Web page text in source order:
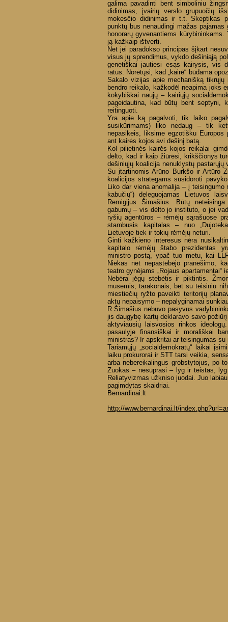
galima pavadinti bent simboliniu
didinimas, įvairių verslo grupuočių
mokesčio didinimas ir t.t. Skeptikas
punktų bus nenaudingi mažas
honorarų gyvenantiems
ją kažkaip ištverti.
Net jei paradokso principas šįkart
visus jų sprendimus, vykdo dešiniąją
genetiškai jautiesi esąs kairysis, vis
ratus. Norėtųsi, kad „kairė“ būdama
Sakalo vizijas apie mechanišką
bendro reikalo, kažkodėl neapima joks
kokybiškai naujų – kairiųjų
pageidautina, kad būtų bent septyni,
reitinguoti.
Yra apie ką pagalvoti, tik laiko
susikūrimams) liko nedaug – tik
nepasikeis, liksime egzotišku
ant kairės kojos avi dešinį batą.
Kol pilietinės kairės kojos reikalai
dėlto, kad ir kaip žiūrėsi, krikščionys
dešiniųjų koalicija nenuklystų
Su įtartinomis Arūno Burkšo ir Artūro
koalicijos strategams susidoroti
Liko dar viena anomalija – į teisingumo
kabučių“) deleguojamas Lietuvos
Remigijus Šimašius. Būtų
gabumų – vis dėlto jo instituto, o jei
ryšių agentūros – rėmėjų sąrašuose
stambusis kapitalas – nuo
Lietuvoje tiek ir tokių rėmėjų neturi.
Ginti kažkieno interesus nėra
kapitalo rėmėjų štabo prezidentas
ministro postą, ypač tuo metu, kai
Niekas net nepastebėjo pranešimo,
teatro gynėjams „Rojaus
Nebėra jėgų stebėtis ir piktintis.
musėmis, tarakonais, bet su teisiniu
miestiečių ryžto paveikti teritorijų
aktų nepaisymo – nepalyginamai
R.Šimašius nebuvo pasyvus
jis daugybę kartų deklaravo savo
aktyviausių laisvosios rinkos
pasaulyje finansiškai ir morališkai
ministras? Ir apskritai ar teisingumas
Tariamųjų „socialdemokratų“ laikai
laiku prokurorai ir STT tarsi veikia,
arba nebereikalingus grobstytojus, po
Zuokas – nesuprasi – lyg ir teistas,
Reliatyvizmas užkniso juodai. Juo
pagimdytas skaidriai.
Bernardinai.lt
http://www.bernardinai.lt/